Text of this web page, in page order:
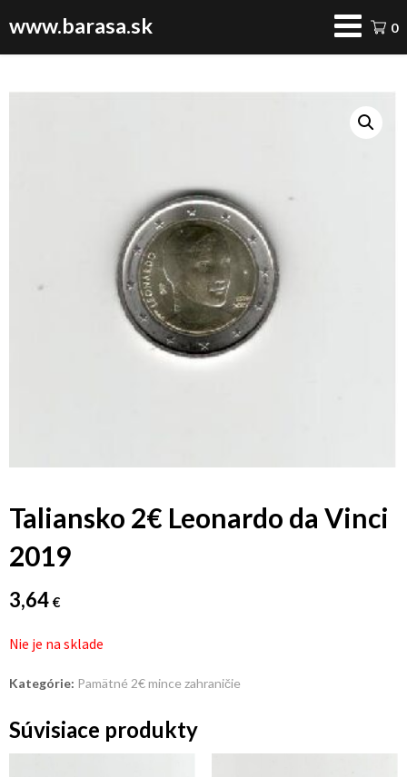
www.barasa.sk 0
Taliansko 2€ Leonardo da Vinci
2019
3,64 €
Nie je na sklade
Kategórie: Pamätné 2€ mince zahraničie
Súvisiace produkty